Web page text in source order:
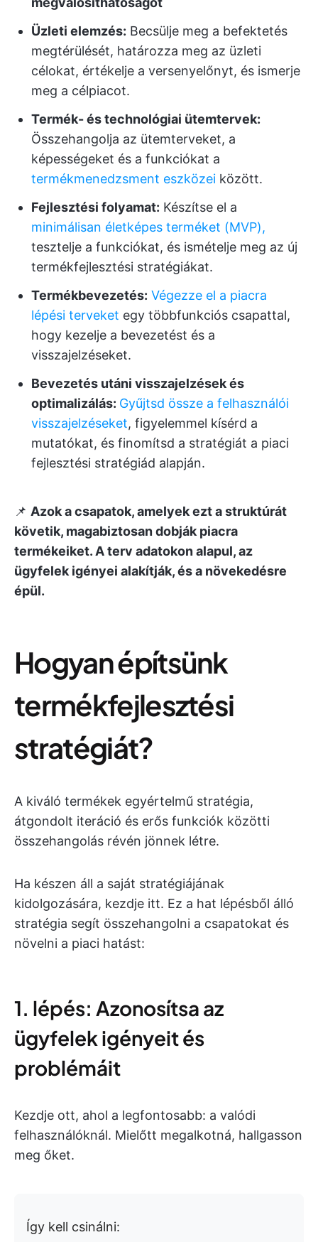
Üzleti elemzés: Becsülje meg a befektetés
megtérülését, határozza meg az üzleti
célokat, értékelje a versenyelőnyt, és ismerje
meg a célpiacot.
Termék- és technológiai ütemtervek:
Összehangolja az ütemterveket, a
képességeket és a funkciókat a
termékmenedzsment eszközei között.
Fejlesztési folyamat: Készítse el a
minimálisan életképes terméket (MVP),
tesztelje a funkciókat, és ismételje meg az új
termékfejlesztési stratégiákat.
Termékbevezetés: Végezze el a piacra
lépési terveket egy többfunkciós csapattal,
hogy kezelje a bevezetést és a
visszajelzéseket.
Bevezetés utáni visszajelzések és
optimalizálás: Gyűjtsd össze a felhasználói
visszajelzéseket, figyelemmel kísérd a
mutatókat, és finomítsd a stratégiát a piaci
fejlesztési stratégiád alapján.
📌 Azok a csapatok, amelyek ezt a struktúrát
követik, magabiztosan dobják piacra
termékeiket. A terv adatokon alapul, az
ügyfelek igényei alakítják, és a növekedésre
épül.
Hogyan építsünk
termékfejlesztési
stratégiát?
A kiváló termékek egyértelmű stratégia,
átgondolt iteráció és erős funkciók közötti
összehangolás révén jönnek létre.
Ha készen áll a saját stratégiájának
kidolgozására, kezdje itt. Ez a hat lépésből álló
stratégia segít összehangolni a csapatokat és
növelni a piaci hatást:
1. lépés: Azonosítsa az
ügyfelek igényeit és
problémáit
Kezdje ott, ahol a legfontosabb: a valódi
felhasználóknál. Mielőtt megalkotná, hallgasson
meg őket.
Így kell csinálni: